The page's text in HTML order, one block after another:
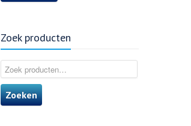
Zoek producten
Zoeken